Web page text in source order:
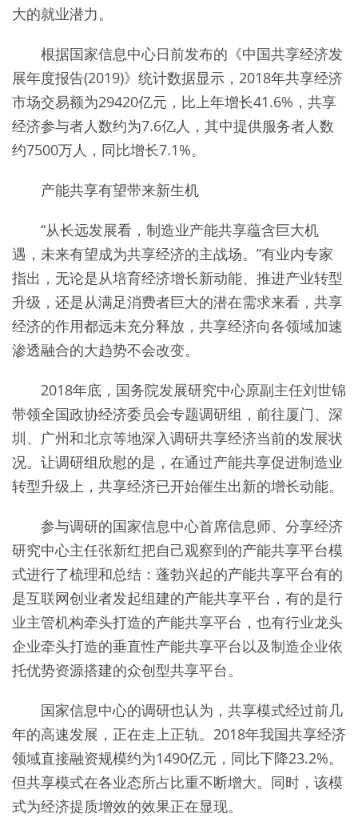
大的就业潜力。
根据国家信息中心日前发布的《中国共享经济发
展年度报告(2019)》统计数据显示，2018年共享经济
市场交易额为29420亿元，比上年增长41.6%，共享
经济参与者人数约为7.6亿人，其中提供服务者人数
约7500万人，同比增长7.1%。
产能共享有望带来新生机
“从长远发展看，制造业产能共享蕴含巨大机
遇，未来有望成为共享经济的主战场。”有业内专家
指出，无论是从培育经济增长新动能、推进产业转型
升级，还是从满足消费者巨大的潜在需求来看，共享
经济的作用都远未充分释放，共享经济向各领域加速
渗透融合的大趋势不会改变。
2018年底，国务院发展研究中心原副主任刘世锦
带领全国政协经济委员会专题调研组，前往厦门、深
圳、广州和北京等地深入调研共享经济当前的发展状
况。让调研组欣慰的是，在通过产能共享促进制造业
转型升级上，共享经济已开始催生出新的增长动能。
参与调研的国家信息中心首席信息师、分享经济
研究中心主任张新红把自己观察到的产能共享平台模
式进行了梳理和总结：蓬勃兴起的产能共享平台有的
是互联网创业者发起组建的产能共享平台，有的是行
业主管机构牵头打造的产能共享平台，也有行业龙头
企业牵头打造的垂直性产能共享平台以及制造企业依
托优势资源搭建的众创型共享平台。
国家信息中心的调研也认为，共享模式经过前几
年的高速发展，正在走上正轨。2018年我国共享经济
领域直接融资规模约为1490亿元，同比下降23.2%。
但共享模式在各业态所占比重不断增大。同时，该模
式为经济提质增效的效果正在显现。